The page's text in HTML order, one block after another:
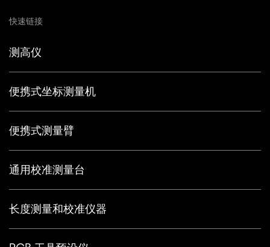
快速链接
测高仪
便携式坐标测量机
便携式测量臂
通用校准测量台
长度测量和校准仪器